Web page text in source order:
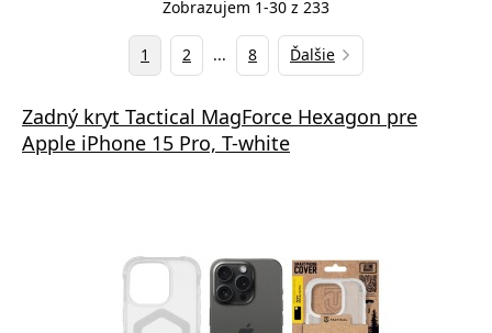
Zobrazujem 1-30 z 233
1 2 ... 8 Ďalšie
Zadný kryt Tactical MagForce Hexagon pre
Apple iPhone 15 Pro, T-white